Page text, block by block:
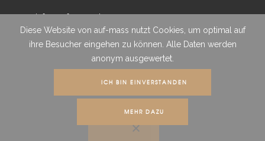
info@auf-mass.ch
Route sous le Clou 9, 1788 Praz (Vully), FR, Schweiz
Wir garantieren termingerechte Qualitätsarbeit
Diese Website von auf-mass nutzt Cookies, um optimal auf
ihre Besucher eingehen zu können. Alle Daten werden
anonym ausgewertet.
ICH BIN EINVERSTANDEN
MEHR DAZU